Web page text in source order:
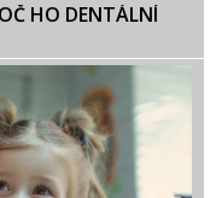
HO DENTÁLNÍ